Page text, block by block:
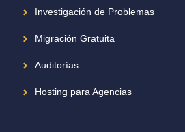
Investigación de Problemas
Migración Gratuita
Auditorías
Hosting para Agencias